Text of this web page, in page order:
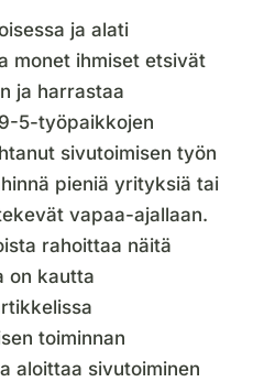
ja alati
monet ihmiset etsivät
ja harrastaa
5-työpaikkojen
sivutoimisen työn
pieniä yrityksiä tai
vapaa-ajallaan.
rahoittaa näitä
on kautta
toiminnan
aloittaa sivutoiminen